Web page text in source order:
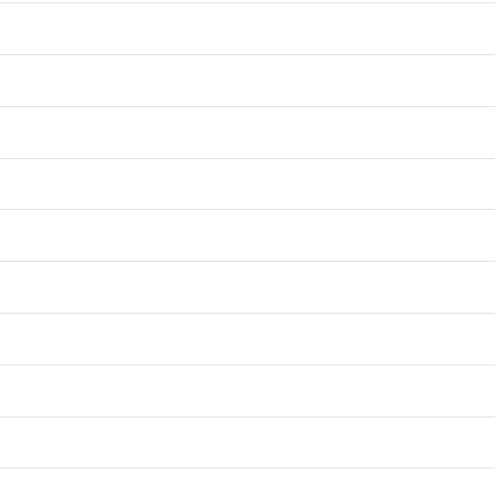
sana rüyaları yorumlamayı öğretecek ; hem sana,
ki daha önce ataların İbrahim ve İshâk üzerine nîmetini
yegâne hikmet sahibidir.»
sana (rüyada görülen) olayların yorumunu öğretecek
gibi sana ve Ya'kub soyuna da nimetini
sana rüyaların yorumunu öğretmekte ve daha önceki
ve Yakup ailesine de tamamlamaktadır. Rabbin Bilendir,
ve sana rüya tabirinden bilgiler öğretecek. Bundan
hem sana, hem de Yakup soyuna tamamlayacaktır.
seni peygamber olarak seçecek, sana olayları (ya
ve daha önce ataların İbrahim ile İshak´a yönelik nimetini
nimetini de tamama erdirecektir. Hiç kuşkusuz
sözlerin yorumundan (kaynaklanan bir bilgiyi)
tamamladığı gibi senin ve Yakub ailesinin
ve hikmet sahibidir."
gördüğün gibi) beğenib seçecek, sana rü´yâ ta´bîrine âid
da ni´metlerini — daha evvelden ataların İbrâhîme ve
Rabbin her şey´i bilendir, tam hüküm ve hikmet
seçecek, sana rüyaların yorumlanmasına dair bilgi
tamamladığı gibi, sana ve Ya´kup hanedanına da
ve sözlerin (olayların) tevîlini (yorumunu) sana
önce ataların İbrâhîm (A.S) ve İshak (A.S)´a (ni´metini)
Rabbin, Alîm (en iyi bilen)dir, Hakîm (hüküm veren
bakılacak olursa) demek ki Rabbin seni de seçecek;